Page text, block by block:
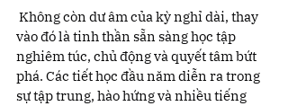
Không còn dư âm của kỳ nghỉ dài, thay
vào đó là tinh thần sẵn sàng học tập
nghiêm túc, chủ động và quyết tâm bứt
phá. Các tiết học đầu năm diễn ra trong
sự tập trung, hào hứng và nhiều tiếng